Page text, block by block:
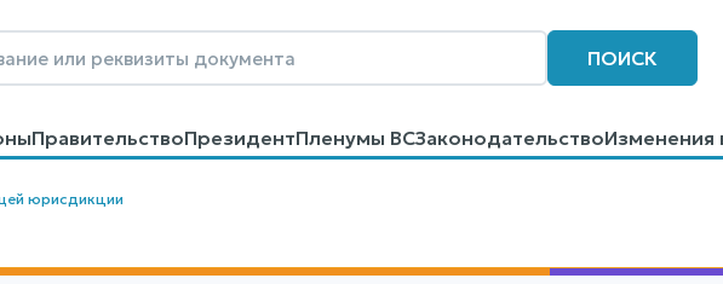
ПОИСК
ПравительствоПрезидентПленумы ВСЗаконодательствоИзменения
договоровКонтактыПомощьПоиск
юрисдикции